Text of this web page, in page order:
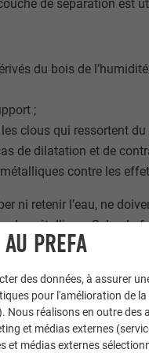
de séparation est
du bois de
;
clous qui ressortent du
de dilatation et de
contre les
ni retenir l’eau, ne
métallique. Selon la
fabricants des couches
REMARQUE
séparation adaptées
PREFA
des données, à assurer
pour l'amélioration de
Nous réalisons en outre des
et médias externes
et médias externes